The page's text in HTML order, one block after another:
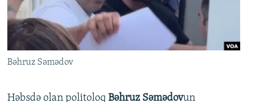
Bəhruz Səmədov
Həbsdə olan politoloq Bəhruz Səmədovun